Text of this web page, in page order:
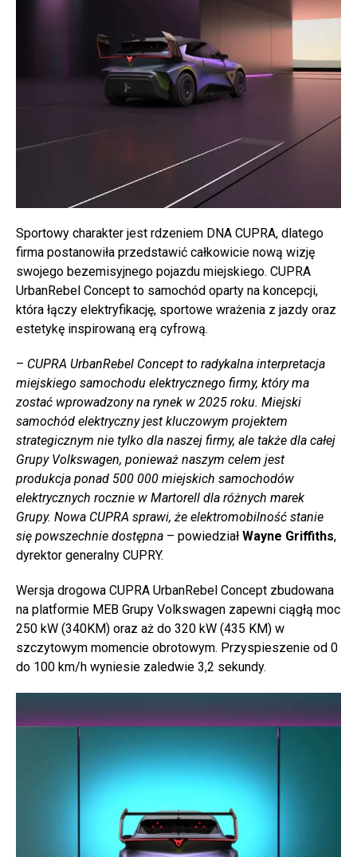
Sportowy charakter jest rdzeniem DNA CUPRA, dlatego
firma postanowiła przedstawić całkowicie nową wizję
swojego bezemisyjnego pojazdu miejskiego. CUPRA
UrbanRebel Concept to samochód oparty na koncepcji,
która łączy elektryfikację, sportowe wrażenia z jazdy oraz
estetykę inspirowaną erą cyfrową.
– CUPRA UrbanRebel Concept to radykalna interpretacja
miejskiego samochodu elektrycznego firmy, który ma
zostać wprowadzony na rynek w 2025 roku. Miejski
samochód elektryczny jest kluczowym projektem
strategicznym nie tylko dla naszej firmy, ale także dla całej
Grupy Volkswagen, ponieważ naszym celem jest
produkcja ponad 500 000 miejskich samochodów
elektrycznych rocznie w Martorell dla różnych marek
Grupy. Nowa CUPRA sprawi, że elektromobilność stanie
się powszechnie dostępna – powiedział Wayne Griffiths,
dyrektor generalny CUPRY.
Wersja drogowa CUPRA UrbanRebel Concept zbudowana
na platformie MEB Grupy Volkswagen zapewni ciągłą moc
250 kW (340KM) oraz aż do 320 kW (435 KM) w
szczytowym momencie obrotowym. Przyspieszenie od 0
do 100 km/h wyniesie zaledwie 3,2 sekundy.